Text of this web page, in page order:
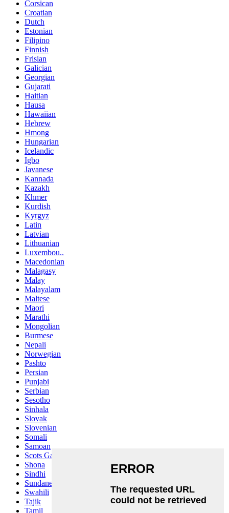
Corsican
Croatian
Dutch
Estonian
Filipino
Finnish
Frisian
Galician
Georgian
Gujarati
Haitian
Hausa
Hawaiian
Hebrew
Hmong
Hungarian
Icelandic
Igbo
Javanese
Kannada
Kazakh
Khmer
Kurdish
Kyrgyz
Latin
Latvian
Lithuanian
Luxembou..
Macedonian
Malagasy
Malay
Malayalam
Maltese
Maori
Marathi
Mongolian
Burmese
Nepali
Norwegian
Pashto
Persian
Punjabi
Serbian
Sesotho
Sinhala
Slovak
Slovenian
Somali
Samoan
Scots Gaelic
Shona
Sindhi
Sundanese
Swahili
Tajik
Tamil